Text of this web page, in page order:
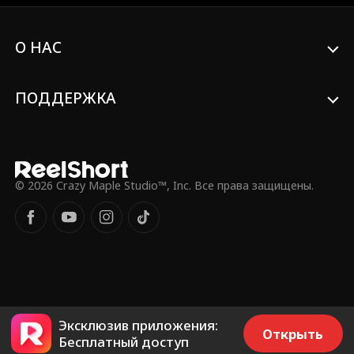
Внезапный брак
Мистика
Независимая же
ь
Спортсмен Драма Семья
О НАС
ПОДДЕРЖКА
© 2026 Crazy Maple Studio™, Inc. Все права защищены.
Эксклюзив приложения:
Бесплатный доступ
Открыть